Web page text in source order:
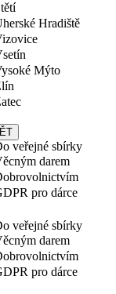
Hradiště
Mýto
veřejné sbírky
darem
pro dárce
veřejné sbírky
darem
pro dárce